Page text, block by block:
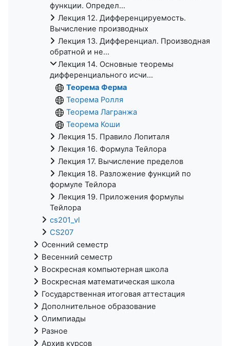
функции. Определ...
Лекция 12. Дифференцируемость.
Вычисление производных
Лекция 13. Дифференциал. Производная
обратной и не...
Лекция 14. Основные теоремы
дифференциального исчи...
Теорема Ферма
Теорема Ролля
Теорема Лагранжа
Теорема Коши
Лекция 15. Правило Лопиталя
Лекция 16. Формула Тейлора
Лекция 17. Вычисление пределов
Лекция 18. Разложение функций по
формуле Тейлора
Лекция 19. Приложения формулы
Тейлора
cs201_vl
CS207
Осенний семестр
Весенний семестр
Воскресная компьютерная школа
Воскресная математическая школа
Государственная итоговая аттестация
Дополнительное образование
Олимпиады
Разное
Архив курсов